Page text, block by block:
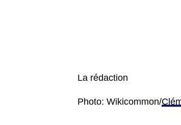
La rédaction
Photo: Wikicommon/